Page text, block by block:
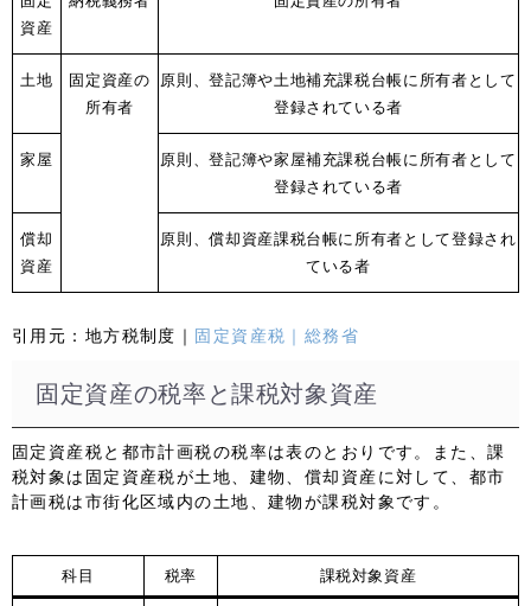
資産
土地
固定資産の
所有者
原則、登記簿や土地補充課税台帳に所有者として
登録されている者
家屋
原則、登記簿や家屋補充課税台帳に所有者として
登録されている者
償却
資産
原則、償却資産課税台帳に所有者として登録され
ている者
引用元： 地方税制度｜ 固定資産税｜総務省
固定資産の税率と課税対象資産
固定資産税と都市計画税の税率は表のとおりです。また、課
税対象は固定資産税が土地、建物、償却資産に対して、都市
計画税は市街化区域内の土地、建物が課税対象です。
科目 税率 課税対象資産